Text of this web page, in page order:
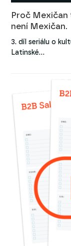
Proč Mexičan
není Mexičan.
3. díl seriálu o
Latinské…